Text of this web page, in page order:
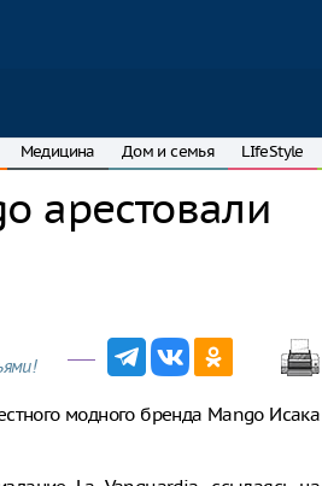
Медицина Дом и семья LIfeStyle
арестовали
модного бренда Mango Исака